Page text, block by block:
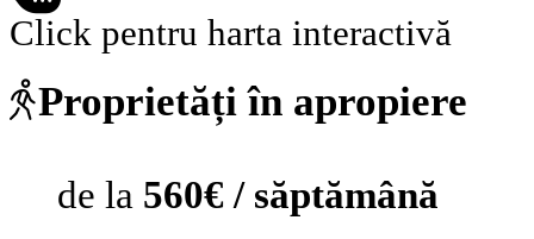
Click pentru harta interactivă
Proprietăți în apropiere
de la 560€ / săptămână